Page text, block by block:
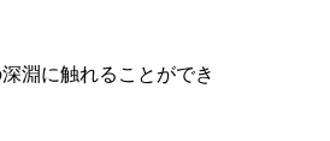
淵に触れることができ